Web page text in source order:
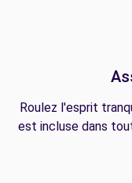
Roulez l'esprit
est incluse dans